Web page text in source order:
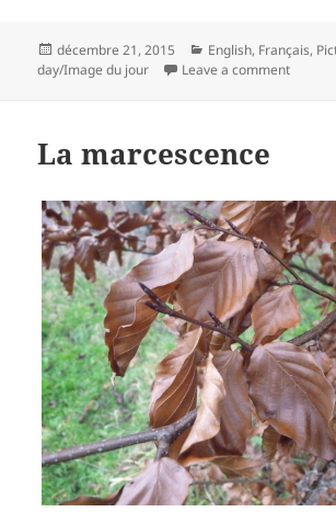
Posted
on
décembre 21, 2015 Categories
English, Français,
day/Image du jour
Leave a commenton La
La marcescence